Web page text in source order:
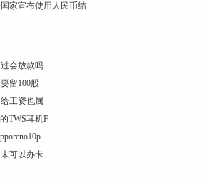
家宣布使用人民币结
算
会放款吗
留100股
工资也属
TWS耳机F
可以办卡